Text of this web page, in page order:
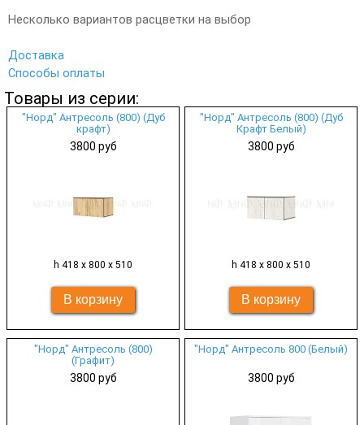
Несколько вариантов расцветки на выбор
Доставка
Способы оплаты
Товары из серии:
"Норд" Антресоль (800) (Дуб
крафт)
3800 руб
h 418 х 800 х 510
"Норд" Антресоль (800) (Дуб
Крафт Белый)
3800 руб
h 418 х 800 х 510
"Норд" Антресоль (800)
(Графит)
3800 руб
"Норд" Антресоль 800 (Белый)
3800 руб